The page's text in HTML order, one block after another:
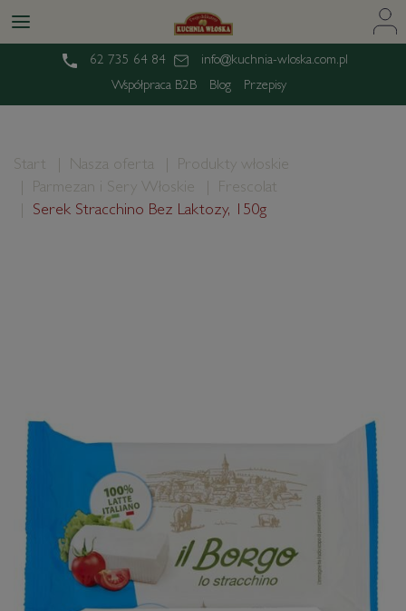
62 735 64 84
info@kuchnia-wloska.com.pl
Współpraca B2B
Blog Przepisy
Start Nasza oferta
Produkty włoskie
Parmezan i Sery Włoskie
Frescolat
Serek Stracchino Bez Laktozy, 150g